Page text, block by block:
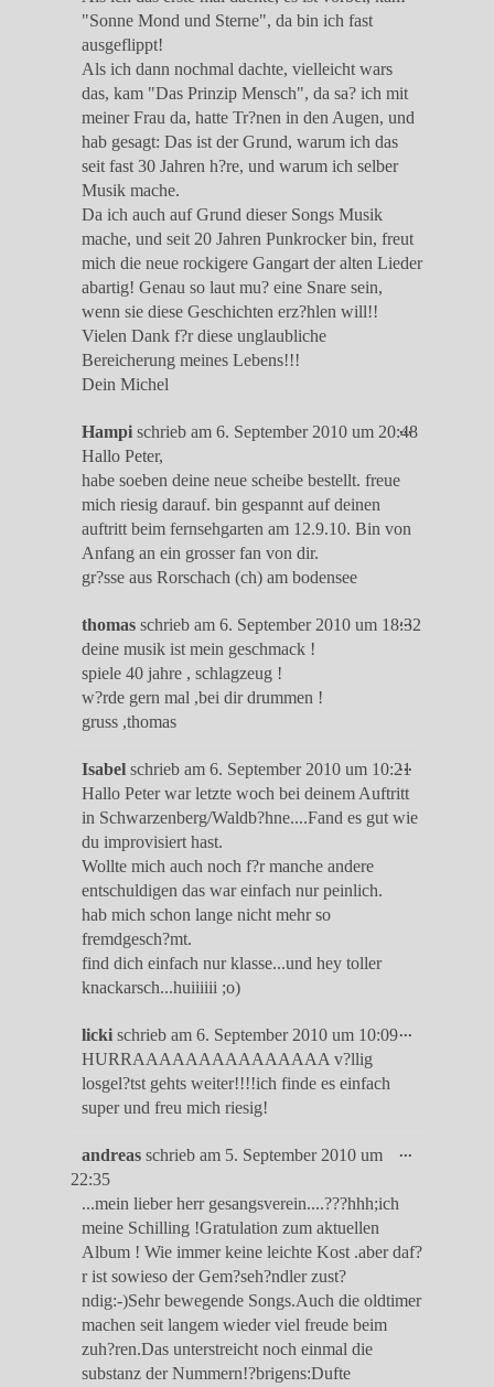
"Sonne Mond und Sterne", da bin ich fast
ausgeflippt!
Als ich dann nochmal dachte, vielleicht wars
das, kam "Das Prinzip Mensch", da sa? ich mit
meiner Frau da, hatte Tr?nen in den Augen, und
hab gesagt: Das ist der Grund, warum ich das
seit fast 30 Jahren h?re, und warum ich selber
Musik mache.
Da ich auch auf Grund dieser Songs Musik
mache, und seit 20 Jahren Punkrocker bin, freut
mich die neue rockigere Gangart der alten Lieder
abartig! Genau so laut mu? eine Snare sein,
wenn sie diese Geschichten erz?hlen will!!
Vielen Dank f?r diese unglaubliche
Bereicherung meines Lebens!!!
Dein Michel
Hampischrieb am 6. September 2010 um 20:48
Hallo Peter,
habe soeben deine neue scheibe bestellt. freue
mich riesig darauf. bin gespannt auf deinen
auftritt beim fernsehgarten am 12.9.10. Bin von
Anfang an ein grosser fan von dir.
gr?sse aus Rorschach (ch) am bodensee
...Diese
thomasschrieb am 6. September 2010 um 18:32
deine musik ist mein geschmack !
spiele 40 jahre , schlagzeug !
w?rde gern mal ,bei dir drummen !
gruss ,thomas
...Diese
Isabelschrieb am 6. September 2010 um 10:21
Hallo Peter war letzte woch bei deinem Auftritt
in Schwarzenberg/Waldb?hne....Fand es gut wie
du improvisiert hast.
Wollte mich auch noch f?r manche andere
entschuldigen das war einfach nur peinlich.
hab mich schon lange nicht mehr so
fremdgesch?mt.
find dich einfach nur klasse...und hey toller
knackarsch...huiiiiii ;o)
...Diese
lickischrieb am 6. September 2010 um 10:09
HURRAAAAAAAAAAAAAAA v?llig
losgel?tst gehts weiter!!!!ich finde es einfach
super und freu mich riesig!
...Diese
andreasschrieb am 5. September 2010 um
22:35
...mein lieber herr gesangsverein....???hhh;ich
meine Schilling !Gratulation zum aktuellen
Album ! Wie immer keine leichte Kost .aber daf?
r ist sowieso der Gem?seh?ndler zust?
ndig:-)Sehr bewegende Songs.Auch die oldtimer
machen seit langem wieder viel freude beim
zuh?ren.Das unterstreicht noch einmal die
substanz der Nummern!?brigens:Dufte
...Diese